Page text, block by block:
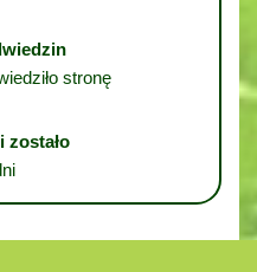
stronę
zostało